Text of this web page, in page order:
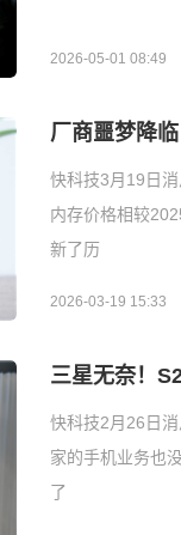
2026-05-01 08:49
厂商噩梦降
快科技3月19日
内存价格相较
新了历
2026-03-19 15:33
三星无奈！
快科技2月26日
家的手机业务也
了